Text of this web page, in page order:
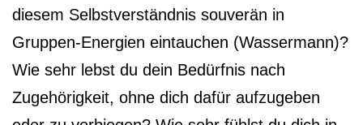
diesem Selbstverständnis souverän in
Gruppen-Energien eintauchen (Wassermann)?
Wie sehr lebst du dein Bedürfnis nach
Zugehörigkeit, ohne dich dafür aufzugeben